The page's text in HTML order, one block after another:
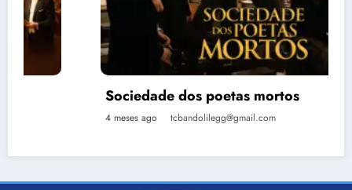
Sociedade dos poetas mortos
tcbandolilegg@gmail.com